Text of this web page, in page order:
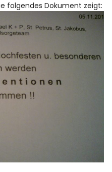
pinterest
flickr500px
folgendes Dokument zeigt: